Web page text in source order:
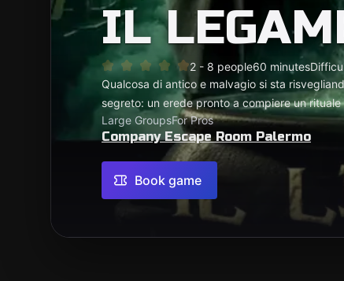
IL
2 - 8 people60 minutes
Qualcosa di antico e malvagio si sta
segreto: un erede pronto a compiere un
Large GroupsFor Pros
Company Escape Room Palermo
Book game